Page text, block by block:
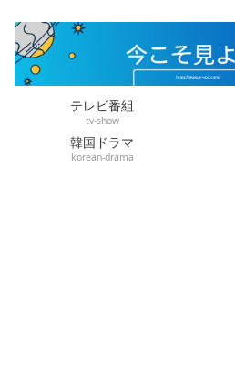
テレビ番組
tv-show
韓国ドラマ
korean-drama